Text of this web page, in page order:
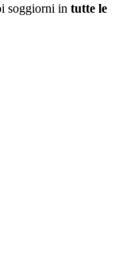
soggiorni in tutte le